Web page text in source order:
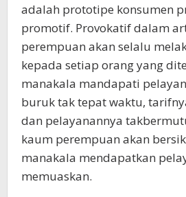
adalah prototipe konsumen
promotif. Provokatif dalam
perempuan akan selalu
kepada setiap orang yang
manakala mandapati
buruk tak tepat waktu,
dan pelayanannya
kaum perempuan akan
manakala mendapatkan
memuaskan.